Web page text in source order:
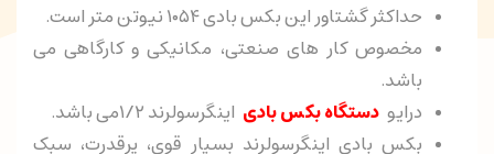
حداکثر گشتاور این بکس بادی ۱۰۵۴ نیوتن متر است.
مخصوص کار های صنعتی، مکانیکی و کارگاهی می
باشد.
درایو دستگاه بکس بادی اینگرسولرند ۱/۲می باشد.
بکس بادی اینگرسولرند بسیار قوی، پرقدرت، سبک